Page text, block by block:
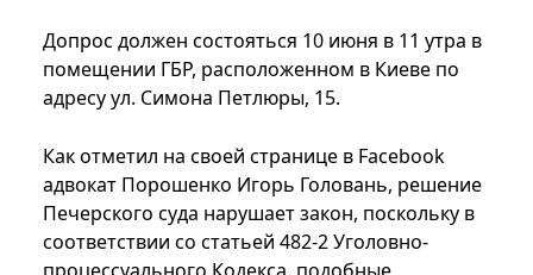
Допрос должен состояться 10 июня в 11 утра в
помещении ГБР, расположенном в Киеве по
адресу ул. Симона Петлюры, 15.
Как отметил на своей странице в Facebook
адвокат Порошенко Игорь Головань, решение
Печерского суда нарушает закон, поскольку в
соответствии со статьей 482-2 Уголовно-